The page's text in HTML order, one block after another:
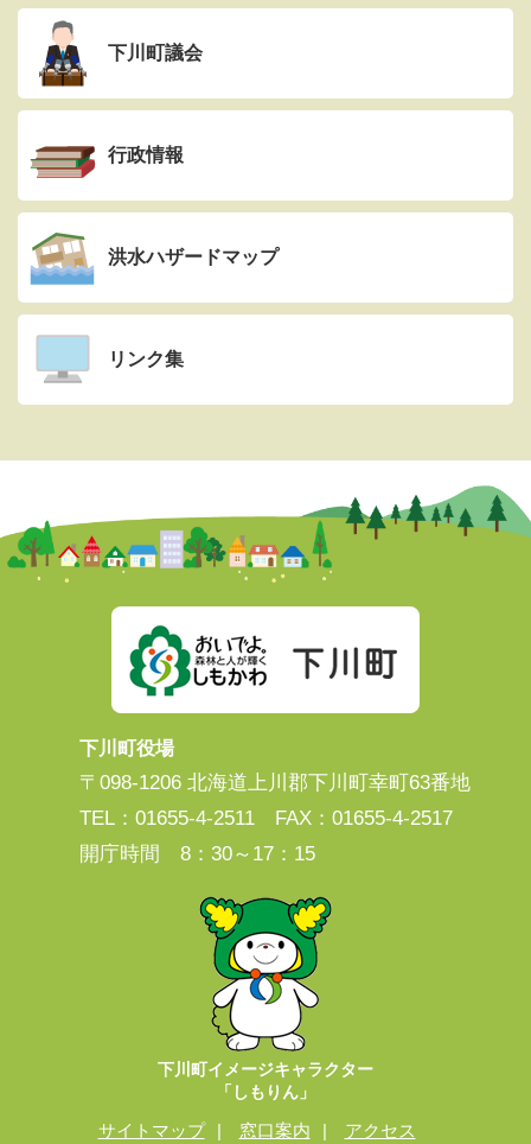
下川町議会
行政情報
洪水ハザードマップ
リンク集
下川町役場
〒098-1206 北海道上川郡下川町幸町63番地
TEL：01655-4-2511 FAX：01655-4-2517
開庁時間 8：30～17：15
下川町イメージキャラクター
「しもりん」
サイトマップ 窓口案内 アクセス